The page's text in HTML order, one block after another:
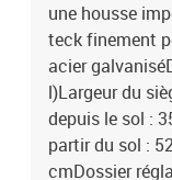
une housse
teck finement
acier
l)Largeur du
depuis le sol :
partir du sol :
cmDossier